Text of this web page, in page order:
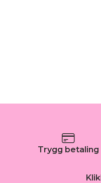
Trygg betaling